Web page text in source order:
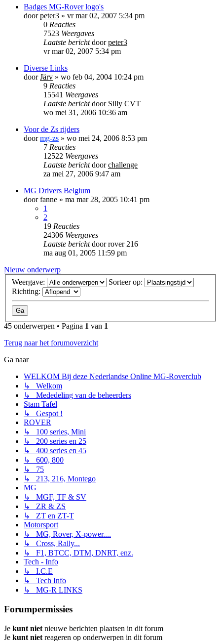
Badges MG-Rover logo's
doorpeter3 » vr mar 02, 2007 5:34 pm
0 Reacties
7523 Weergaves
Laatste berichtdoorpeter3
vr mar 02, 2007 5:34 pm
Diverse Links
doorJärv » wo feb 04, 2004 10:24 pm
9 Reacties
15541 Weergaves
Laatste berichtdoor Silly CVT
wo mei 31, 2006 10:36 am
Voor de Zs rijders
doormg-zs » wo mei 24, 2006 8:53 pm
7 Reacties
12522 Weergaves
Laatste berichtdoorchallenge
za mei 27, 2006 9:47 am
MG Drivers Belgium
doorfanne » ma mar 28, 2005 10:41 pm
1
2
19 Reacties
24306 Weergaves
Laatste berichtdoorrover 216
ma aug 01, 2005 11:59 pm
Nieuw onderwerp
Weergave:
Sorteer op:
Richting:
45 onderwerpen • Pagina 1 van 1
Terug naar het forumoverzicht
Ga naar
WELKOM Bij deze Nederlandse Online MG-Roverclub
↳ Welkom
↳ Mededeling van de beheerders
Stam Tafel
↳ Gespot !
ROVER
↳ 100 series, Mini
↳ 200 series en 25
↳ 400 series en 45
↳ 600, 800
↳ 75
↳ 213, 216, Montego
MG
↳ MGF, TF & SV
↳ ZR & ZS
↳ ZT en ZT-T
Motorsport
↳ MG, Rover, X-power....
↳ Cross, Rally...
↳ F1, BTCC, DTM, DNRT, enz.
Tech - Info
↳ I.C.E
↳ Tech Info
↳ MG-R LINKS
Forumpermissies
Je kunt niet nieuwe berichten plaatsen in dit forum
Je kunt niet reageren op onderwerpen in dit forum